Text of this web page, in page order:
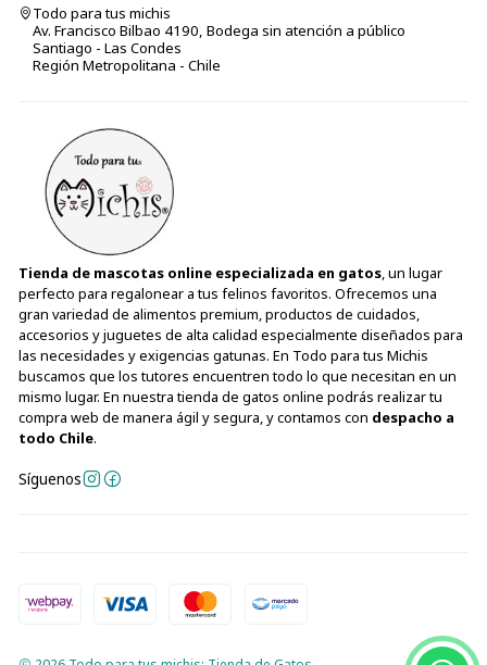
Todo para tus michis
Av. Francisco Bilbao 4190, Bodega sin atención a público
Santiago - Las Condes
Región Metropolitana - Chile
Tienda de mascotas online especializada en gatos, un lugar
perfecto para regalonear a tus felinos favoritos. Ofrecemos una
gran variedad de alimentos premium, productos de cuidados,
accesorios y juguetes de alta calidad especialmente diseñados para
las necesidades y exigencias gatunas. En Todo para tus Michis
buscamos que los tutores encuentren todo lo que necesitan en un
mismo lugar. En nuestra tienda de gatos online podrás realizar tu
compra web de manera ágil y segura, y contamos con despacho a
todo Chile.
Síguenos